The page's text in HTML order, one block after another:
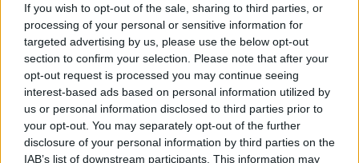
If you wish to opt-out of the sale, sharing to third parties, or
processing of your personal or sensitive information for
targeted advertising by us, please use the below opt-out
section to confirm your selection. Please note that after your
opt-out request is processed you may continue seeing
interest-based ads based on personal information utilized by
us or personal information disclosed to third parties prior to
your opt-out. You may separately opt-out of the further
disclosure of your personal information by third parties on the
IAB’s list of downstream participants. This information may
Άρδασσα που υπέταξε με 2-0 την Μαυροπηγή.
Τα αποτελέσματα:
A΄ Όμιλος
Α.Ε. Άνω Κώμης ΑΟ Τρανοβάλτου 3 0
Εθνικός Βατερού Ιωνικός Βαθυλάκου 2 0